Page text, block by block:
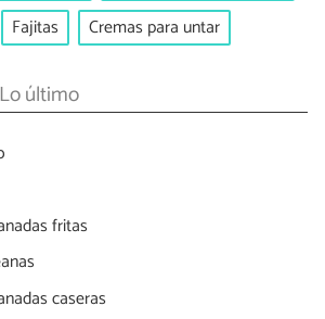
Fajitas Cremas para untar
Lo último
fritas
caseras